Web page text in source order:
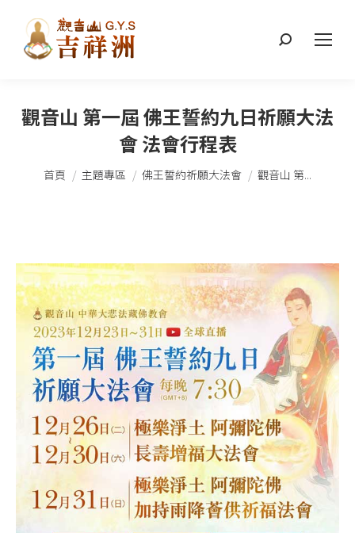
搜
觀音山 第一屆 佛王誓約九日祈願大法
會 法會行程表
您在這裡：
首頁 主題專區 佛王誓約祈願大法會 觀音山 第...